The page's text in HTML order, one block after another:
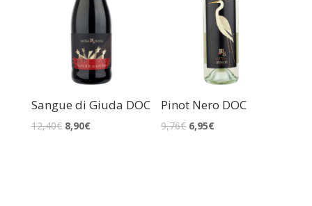
Sangue di Giuda DOC
12,40€ 8,90€
Pinot Nero DOC
9,76€ 6,95€